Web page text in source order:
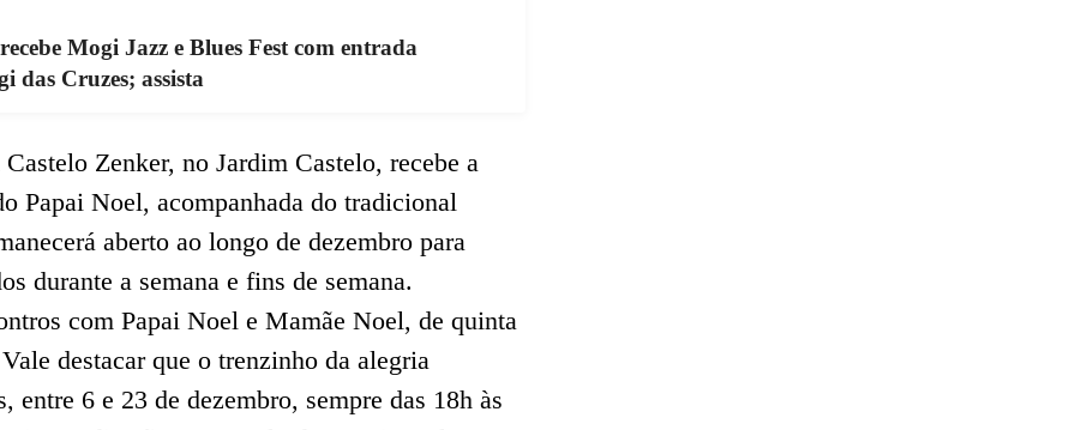
Mogi Jazz e Blues Fest com entrada
das Cruzes; assista
Zenker, no Jardim Castelo, recebe a
Papai Noel, acompanhada do tradicional
aberto ao longo de dezembro para
durante a semana e fins de semana.
com Papai Noel e Mamãe Noel, de quinta
destacar que o trenzinho da alegria
entre 6 e 23 de dezembro, sempre das 18h às